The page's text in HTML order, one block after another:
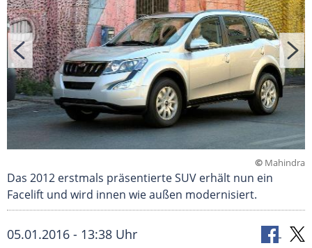
© Mahindra
Das 2012 erstmals präsentierte SUV erhält nun ein
Facelift und wird innen wie außen modernisiert.
05.01.2016 - 13:38 Uhr